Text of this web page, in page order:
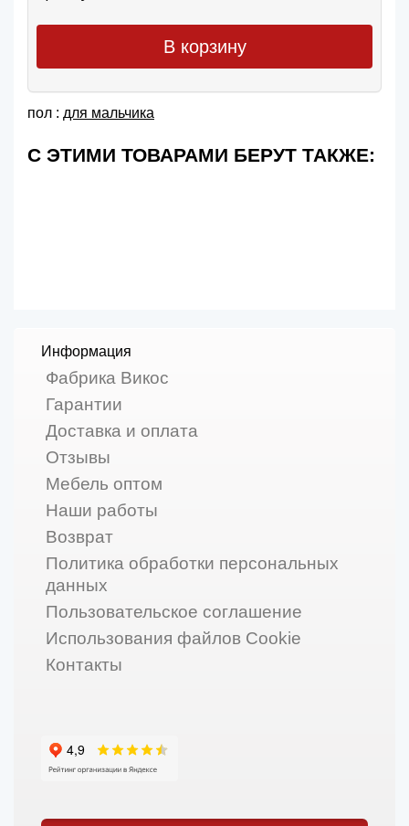
В корзину
пол : для мальчика
С ЭТИМИ ТОВАРАМИ БЕРУТ ТАКЖЕ:
Информация
Фабрика Викос
Гарантии
Доставка и оплата
Отзывы
Мебель оптом
Наши работы
Возврат
Политика обработки персональных
данных
Пользовательское соглашение
Использования файлов Cookie
Контакты